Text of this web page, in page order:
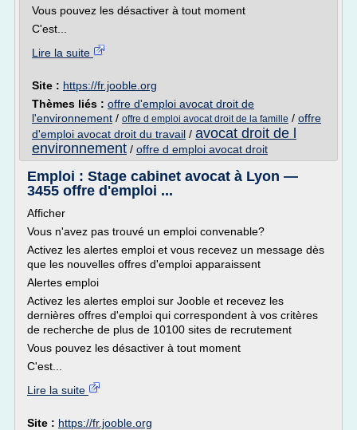
Vous pouvez les désactiver à tout moment
C'est...
Lire la suite
Site : https://fr.jooble.org
Thèmes liés : offre d'emploi avocat droit de
l'environnement / offre d emploi avocat droit de la famille / offre
d'emploi avocat droit du travail / avocat droit de l
environnement / offre d emploi avocat droit
Emploi : Stage cabinet avocat à Lyon —
3455 offre d'emploi ...
Afficher
Vous n'avez pas trouvé un emploi convenable?
Activez les alertes emploi et vous recevez un message dès
que les nouvelles offres d'emploi apparaissent
Alertes emploi
Activez les alertes emploi sur Jooble et recevez les
dernières offres d'emploi qui correspondent à vos critères
de recherche de plus de 10100 sites de recrutement
Vous pouvez les désactiver à tout moment
C'est...
Lire la suite
Site : https://fr.jooble.org